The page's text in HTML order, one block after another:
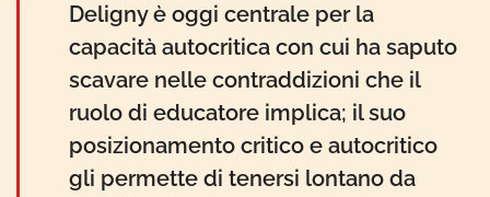
Deligny è oggi centrale per la
capacità autocritica con cui ha saputo
scavare nelle contraddizioni che il
ruolo di educatore implica; il suo
posizionamento critico e autocritico
gli permette di tenersi lontano da